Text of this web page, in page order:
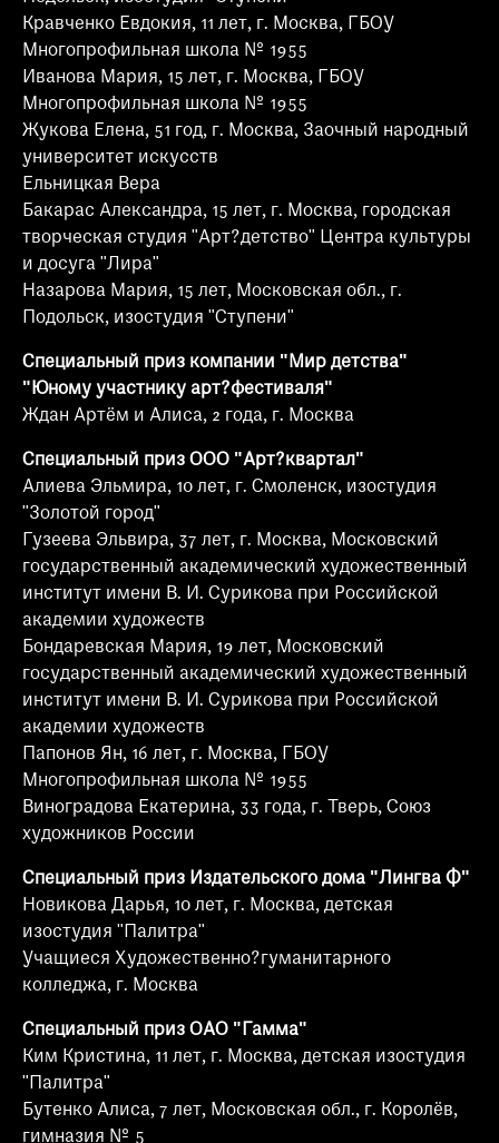
Кравченко Евдокия, 11 лет, г. Москва, ГБОУ
Многопрофильная школа № 1955
Иванова Мария, 15 лет, г. Москва, ГБОУ
Многопрофильная школа № 1955
Жукова Елена, 51 год, г. Москва, Заочный народный
университет искусств
Ельницкая Вера
Бакарас Александра, 15 лет, г. Москва, городская
творческая студия "Арт?детство" Центра культуры
и досуга "Лира"
Назарова Мария, 15 лет, Московская обл., г.
Подольск, изостудия "Ступени"
Специальный приз компании "Мир детства"
"Юному участнику арт?фестиваля"
Ждан Артём и Алиса, 2 года, г. Москва
Специальный приз ООО "Арт?квартал"
Алиева Эльмира, 10 лет, г. Смоленск, изостудия
"Золотой город"
Гузеева Эльвира, 37 лет, г. Москва, Московский
государственный академический художественный
институт имени В. И. Сурикова при Российской
академии художеств
Бондаревская Мария, 19 лет, Московский
государственный академический художественный
институт имени В. И. Сурикова при Российской
академии художеств
Папонов Ян, 16 лет, г. Москва, ГБОУ
Многопрофильная школа № 1955
Виноградова Екатерина, 33 года, г. Тверь, Союз
художников России
Специальный приз Издательского дома "Лингва Ф"
Новикова Дарья, 10 лет, г. Москва, детская
изостудия "Палитра"
Учащиеся Художественно?гуманитарного
колледжа, г. Москва
Специальный приз ОАО "Гамма"
Ким Кристина, 11 лет, г. Москва, детская изостудия
"Палитра"
Бутенко Алиса, 7 лет, Московская обл., г. Королёв,
гимназия № 5